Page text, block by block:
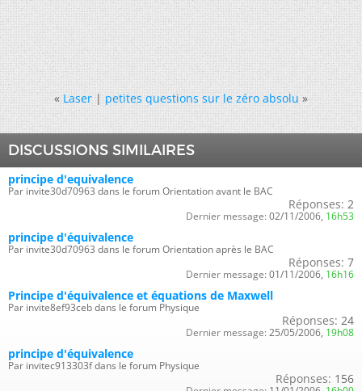
« Laser|petites questions sur le zéro absolu »
DISCUSSIONS SIMILAIRES
principe d'equivalence
Par invite30d70963 dans le forum Orientation avant le BAC
Réponses: 2
Dernier message: 02/11/2006, 16h53
principe d'équivalence
Par invite30d70963 dans le forum Orientation après le BAC
Réponses: 7
Dernier message: 01/11/2006, 16h16
Principe d'équivalence et équations de Maxwell
Par invite8ef93ceb dans le forum Physique
Réponses: 24
Dernier message: 25/05/2006, 19h08
principe d'équivalence
Par invitec913303f dans le forum Physique
Réponses: 156